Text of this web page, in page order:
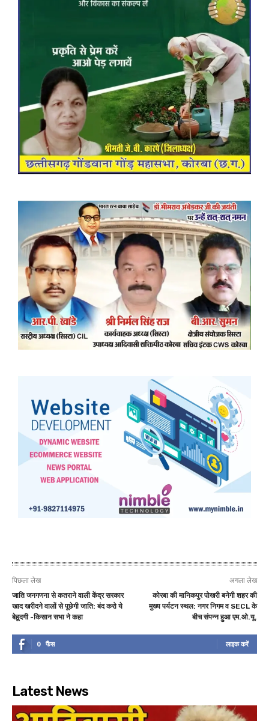
पिछला लेख
जाति जनगणना से कतराने वाली केंद्र सरकार
खाद खरीदने वालों से पूछेगी जाति: बंद करो ये
बेहूदगी -किसान सभा ने कहा
अगला लेख
कोरबा की मानिकपुर पोखरी बनेगी शहर की
मुख्य पर्यटन स्थल: नगर निगम व SECL के
बीच संपन्न हुआ एम.ओ.यू.
0 फैंस लाइक करें
Latest News